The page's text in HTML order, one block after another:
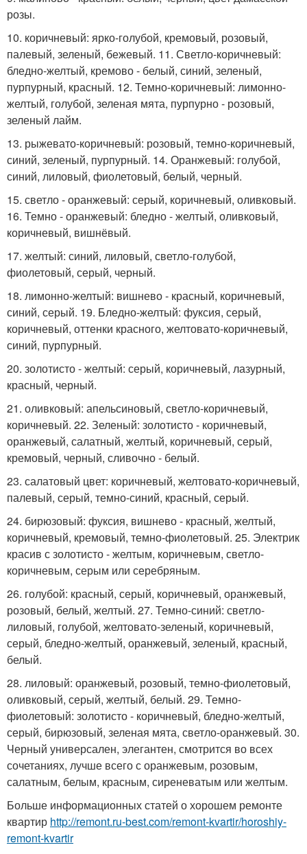
розы.
10. коричневый: ярко-голубой, кремовый, розовый,
палевый, зеленый, бежевый. 11. Светло-коричневый:
бледно-желтый, кремово - белый, синий, зеленый,
пурпурный, красный. 12. Темно-коричневый: лимонно-
желтый, голубой, зеленая мята, пурпурно - розовый,
зеленый лайм.
13. рыжевато-коричневый: розовый, темно-коричневый,
синий, зеленый, пурпурный. 14. Оранжевый: голубой,
синий, лиловый, фиолетовый, белый, черный.
15. светло - оранжевый: серый, коричневый, оливковый.
16. Темно - оранжевый: бледно - желтый, оливковый,
коричневый, вишнёвый.
17. желтый: синий, лиловый, светло-голубой,
фиолетовый, серый, черный.
18. лимонно-желтый: вишнево - красный, коричневый,
синий, серый. 19. Бледно-желтый: фуксия, серый,
коричневый, оттенки красного, желтовато-коричневый,
синий, пурпурный.
20. золотисто - желтый: серый, коричневый, лазурный,
красный, черный.
21. оливковый: апельсиновый, светло-коричневый,
коричневый. 22. Зеленый: золотисто - коричневый,
оранжевый, салатный, желтый, коричневый, серый,
кремовый, черный, сливочно - белый.
23. салатовый цвет: коричневый, желтовато-коричневый,
палевый, серый, темно-синий, красный, серый.
24. бирюзовый: фуксия, вишнево - красный, желтый,
коричневый, кремовый, темно-фиолетовый. 25. Электрик
красив с золотисто - желтым, коричневым, светло-
коричневым, серым или серебряным.
26. голубой: красный, серый, коричневый, оранжевый,
розовый, белый, желтый. 27. Темно-синий: светло-
лиловый, голубой, желтовато-зеленый, коричневый,
серый, бледно-желтый, оранжевый, зеленый, красный,
белый.
28. лиловый: оранжевый, розовый, темно-фиолетовый,
оливковый, серый, желтый, белый. 29. Темно-
фиолетовый: золотисто - коричневый, бледно-желтый,
серый, бирюзовый, зеленая мята, светло-оранжевый. 30.
Черный универсален, элегантен, смотрится во всех
сочетаниях, лучше всего с оранжевым, розовым,
салатным, белым, красным, сиреневатым или желтым.
Больше информационных статей о хорошем ремонте
квартир http://remont.ru-best.com/remont-kvartir/horoshiy-
remont-kvartir